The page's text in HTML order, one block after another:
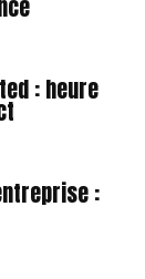
: heure
: